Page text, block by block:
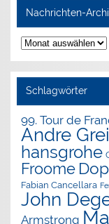
Nachrichten-
Nachrichten-
Archiv
Schlagwörter
99. Tour de
Andre
hansgrohe
Froome
Fabian Cancellara
John
Armstrong